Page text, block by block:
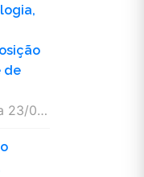
de
Dia 27/06/2026 a 23/08/2026